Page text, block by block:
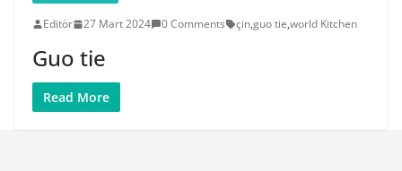
Editör 27 Mart 2024 0 Comments çin,guo tie,world Kitchen
Guo tie
Read More